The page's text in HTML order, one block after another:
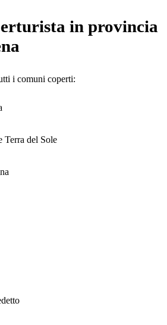
in provincia
i comuni coperti:
Terra del Sole